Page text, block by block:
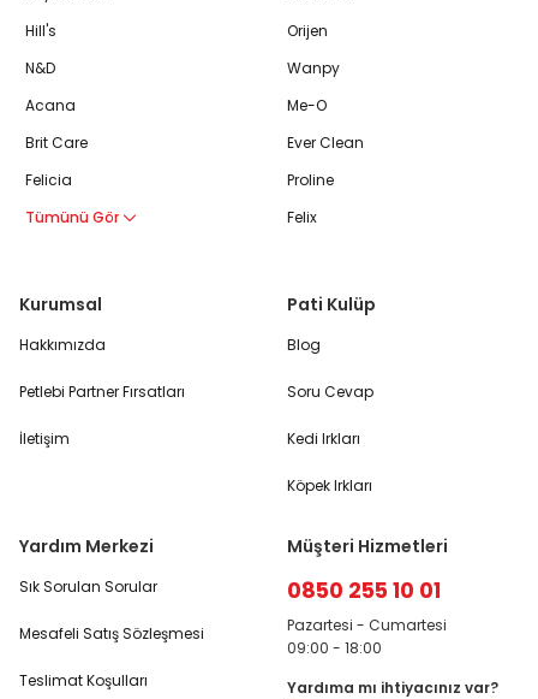
Hill's
N&D
Acana
Brit Care
Felicia
Tümünü Gör
Orijen
Wanpy
Me-O
Ever Clean
Proline
Felix
Kurumsal
Hakkımızda
Petlebi Partner Fırsatları
İletişim
Pati Kulüp
Blog
Soru Cevap
Kedi Irkları
Köpek Irkları
Yardım Merkezi
Sık Sorulan Sorular
Mesafeli Satış Sözleşmesi
Teslimat Koşulları
Müşteri Hizmetleri
0850 255 10 01
Pazartesi - Cumartesi
09:00 - 18:00
Yardıma mı ihtiyacınız var?